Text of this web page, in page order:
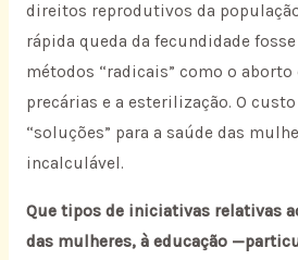
direitos reprodutivos da
rápida queda da fecundidade
métodos “radicais” como o aborto
precárias e a esterilização. O
“soluções” para a saúde das
incalculável.
Que tipos de iniciativas relativas
das mulheres, à educação